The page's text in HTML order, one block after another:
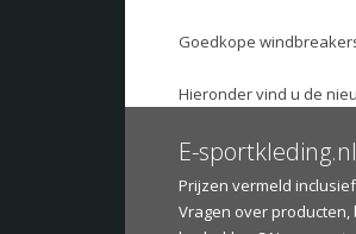
Goedkope
Hieronder vind u de
E-sportkleding.nl
Prijzen vermeld inclusief
Vragen over